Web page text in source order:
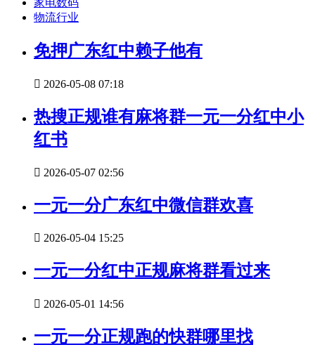
家电数码
物流行业
免押广东红中赖子他有
 2026-05-08 07:18
热搜正规谁有麻将群一元一分红中小
红书
 2026-05-07 02:56
一元一分广东红中微信群欢喜
 2026-05-04 15:25
一元一分红中正规麻将群看过来
 2026-05-01 14:56
一元一分正规跑的快群哪里找